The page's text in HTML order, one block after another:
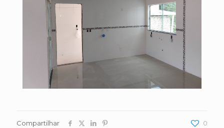
Compartilhar 0